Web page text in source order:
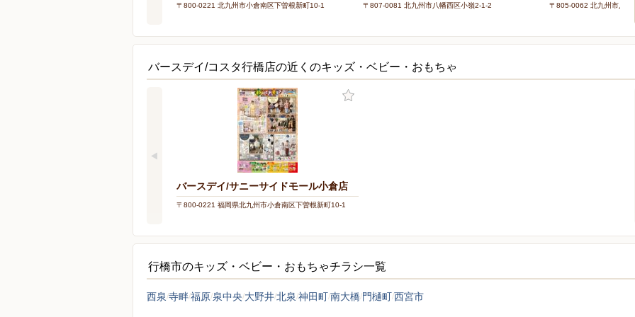
〒800-0221 北九州市小倉南区下曽根新町10-1 〒807-0081 北九州市八幡西区小嶺2-1-2 〒805-0062 北九州市八幡
バースデイ/コスタ行橋店の近くのキッズ・ベビー・おもちゃ
バースデイ/サニーサイドモール小倉店
〒800-0221 福岡県北九州市小倉南区下曽根新町10-1
行橋市のキッズ・ベビー・おもちゃチラシ一覧
西泉 寺畔福原 泉中央 大野井北泉 神田町南大橋 門樋町西宮市